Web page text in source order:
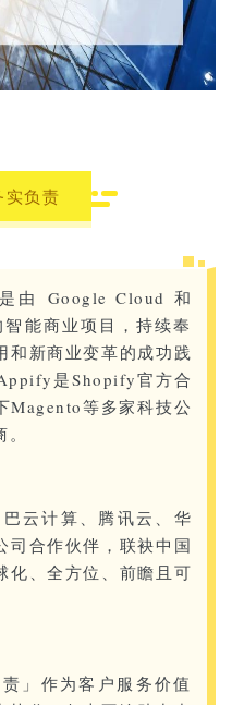
实负责
由 Google Cloud 和
能商业项目，持续奉
和新商业变革的成功践
是Shopify官方合
Magento等多家科技公
云计算、腾讯云、华
司合作伙伴，联袂中国
化、全方位、前瞻且可
」作为客户服务价值